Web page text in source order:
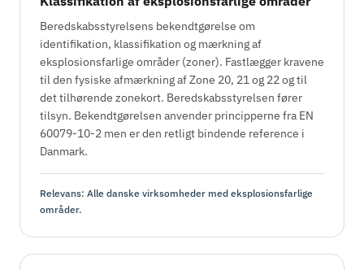
Beredskabsstyrelsens bekendtgørelse om
identifikation, klassifikation og mærkning af
eksplosionsfarlige områder (zoner). Fastlægger kravene
til den fysiske afmærkning af Zone 20, 21 og 22 og til
det tilhørende zonekort. Beredskabsstyrelsen fører
tilsyn. Bekendtgørelsen anvender principperne fra EN
60079-10-2 men er den retligt bindende reference i
Danmark.
Relevans: Alle danske virksomheder med eksplosionsfarlige
områder.